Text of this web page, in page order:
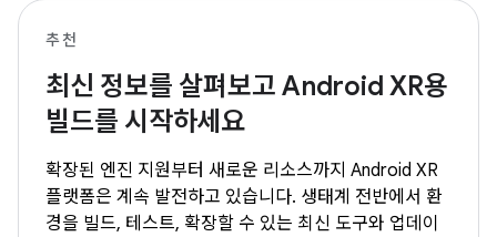
추천
최신 정보를 살펴보고 Android XR용
빌드를 시작하세요
확장된 엔진 지원부터 새로운 리소스까지 Android XR
플랫폼은 계속 발전하고 있습니다. 생태계 전반에서 환
경을 빌드, 테스트, 확장할 수 있는 최신 도구와 업데이